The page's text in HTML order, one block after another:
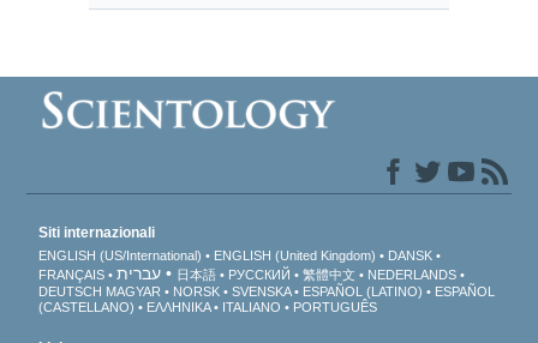
Siti internazionali
ENGLISH (US/International) ENGLISH (United Kingdom)
DANSK
FRANÇAIS
עברית 日本語 РУССКИЙ 繁體中文
NEDERLANDS
DEUTSCH MAGYAR NORSK SVENSKA ESPAÑOL (LATINO)
ESPAÑOL
(CASTELLANO)
ΕΛΛΗΝΙΚA ITALIANO PORTUGUÊS